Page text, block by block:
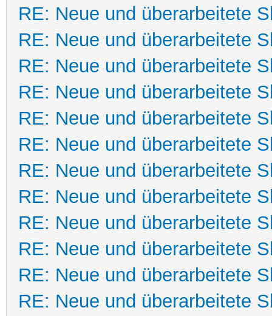
RE: Neue und überarbeitete
RE: Neue und überarbeitete
RE: Neue und überarbeitete
RE: Neue und überarbeitete
RE: Neue und überarbeitete
RE: Neue und überarbeitete
RE: Neue und überarbeitete
RE: Neue und überarbeitete
RE: Neue und überarbeitete
RE: Neue und überarbeitete
RE: Neue und überarbeitete
RE: Neue und überarbeitete